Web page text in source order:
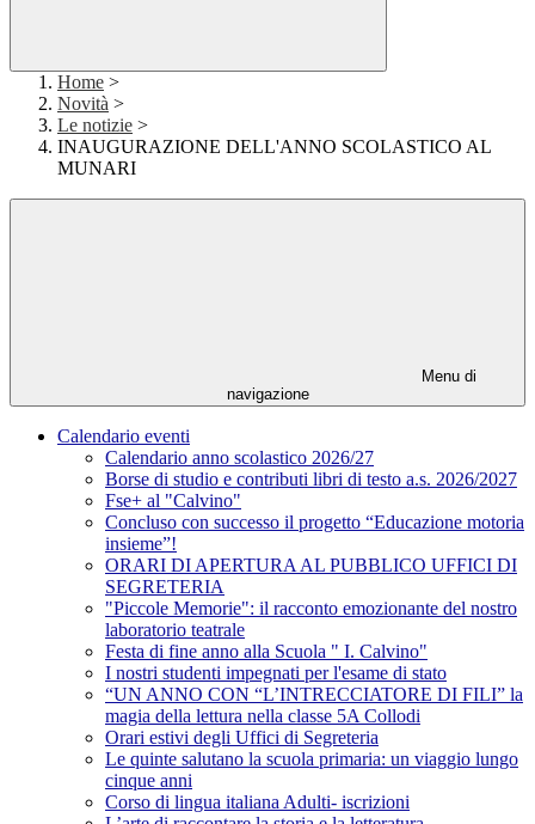
Home >
Novità >
Le notizie >
INAUGURAZIONE DELL'ANNO SCOLASTICO AL
MUNARI
Menu di
navigazione
Calendario eventi
Calendario anno scolastico 2026/27
Borse di studio e contributi libri di testo a.s. 2026/2027
Fse+ al "Calvino"
Concluso con successo il progetto “Educazione motoria
insieme”!
ORARI DI APERTURA AL PUBBLICO UFFICI DI
SEGRETERIA
"Piccole Memorie": il racconto emozionante del nostro
laboratorio teatrale
Festa di fine anno alla Scuola " I. Calvino"
I nostri studenti impegnati per l'esame di stato
“UN ANNO CON “L’INTRECCIATORE DI FILI” la
magia della lettura nella classe 5A Collodi
Orari estivi degli Uffici di Segreteria
Le quinte salutano la scuola primaria: un viaggio lungo
cinque anni
Corso di lingua italiana Adulti- iscrizioni